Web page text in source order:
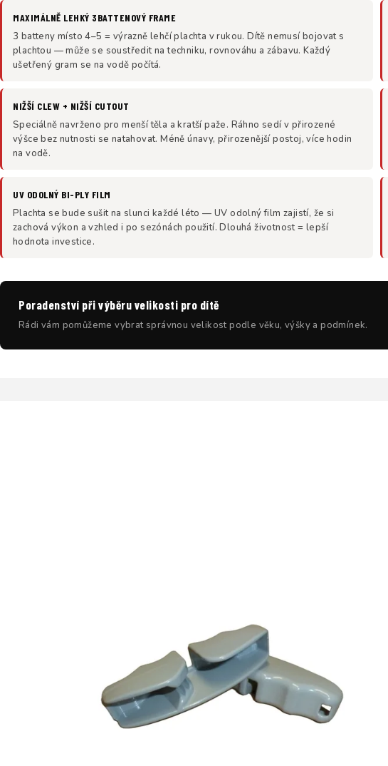
MAXIMÁLNĚ LEHKÝ 3BATTENOVÝ FRAME
3 batteny místo 4–5 = výrazně lehčí plachta v rukou. Dítě nemusí bojovat s
plachtou — může se soustředit na techniku, rovnováhu a zábavu. Každý
ušetřený gram se na vodě počítá.
NIŽŠÍ CLEW + NIŽŠÍ CUTOUT
Speciálně navrženo pro menší těla a kratší paže. Ráhno sedí v přirozené
výšce bez nutnosti se natahovat. Méně únavy, přirozenější postoj, více hodin
na vodě.
UV ODOLNÝ BI-PLY FILM
Plachta se bude sušit na slunci každé léto — UV odolný film zajistí, že si
zachová výkon a vzhled i po sezónách použití. Dlouhá životnost = lepší
hodnota investice.
Poradenství při výběru velikosti pro dítě
Rádi vám pomůžeme vybrat správnou velikost podle věku, výšky a podmínek.